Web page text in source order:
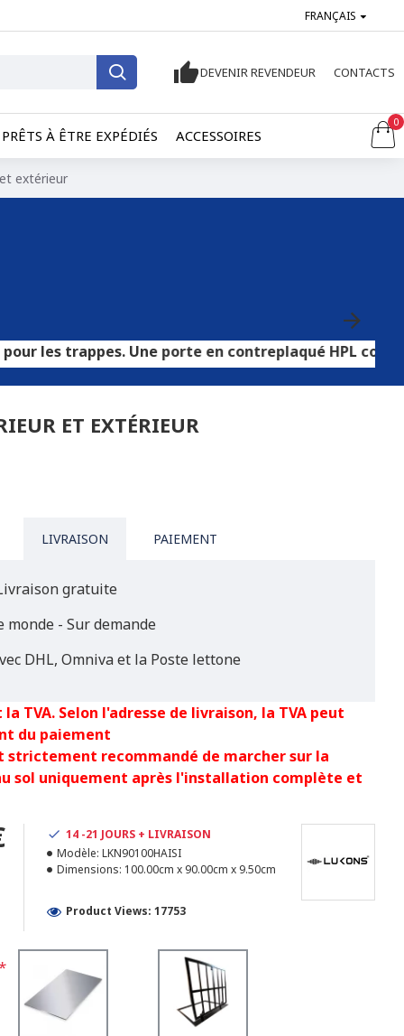
FRANÇAIS
DEVENIR REVENDEUR CONTACTS
À ÊTRE EXPÉDIÉS ACCESSOIRES
0
extérieur
Une porte en contreplaqué HPL convient aux
ET EXTÉRIEUR
LIVRAISON PAIEMENT
gratuite
monde - Sur demande
DHL, Omniva et la Poste lettone
TVA. Selon l'adresse de livraison, la TVA peut
du paiement
recommandé de marcher sur la
sol uniquement après l'installation complète et
14 -21 JOURS + LIVRAISON
Modèle: LKN90100HAISI
Dimensions: 100.00cm x 90.00cm x 9.50cm
Product Views: 17753